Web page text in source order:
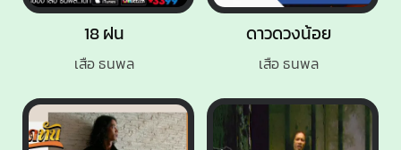
18 ฝน
เสือ ธนพล
ดาวดวงน้อย
เสือ ธนพล